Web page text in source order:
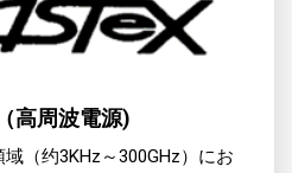
高周波電源)
（约3KHz～300GHz）にお